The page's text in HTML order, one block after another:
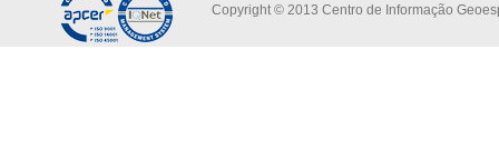
Copyright © 2013 Centro de Informação